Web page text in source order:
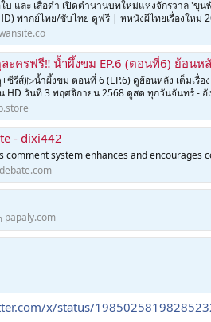
ใบ และ เสือดำ เปิดตำนานบทใหม่แห่งจักรวาล 'ขุ
พากย์ไทย/ซับไทย ดูฟรี | หหนังผีไทยเรื่องใหม่
ะครฟรี‼️ น้ำผึ้งขม EP.6 (ตอนที่6) ย้อนหลั
ซีรีส์)▷น้ำผึ้งขม ตอนที่ 6 (EP.6) ดูย้อนหลัง เต็มเรื่
HD วันที่ 3 พฤศจิกายน 2568 ดูสด ทุกวันจันทร์ -
- dixi442
comment system enhances and encourages
papaly.com
x/status/